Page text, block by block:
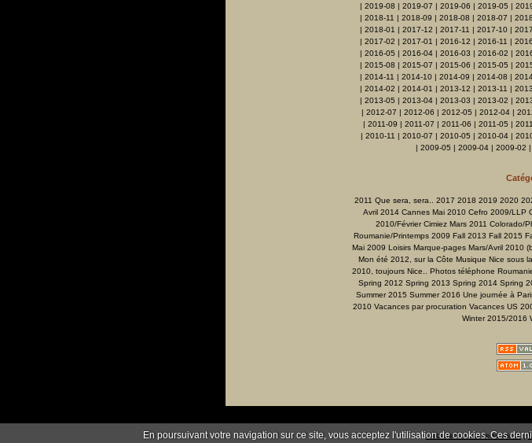
En poursuivant votre navigation sur ce site, vous acceptez l'utilisation de cookies. Ces
| 2019-08 | 2019-07 | 2019-06 | 2019-05 |
| 2018-11 | 2018-09 | 2018-08 | 2018-07 |
| 2018-01 | 2017-12 | 2017-11 | 2017-10 |
| 2017-02 | 2017-01 | 2016-12 | 2016-11 |
| 2016-05 | 2016-04 | 2016-03 | 2016-02 |
| 2015-08 | 2015-07 | 2015-06 | 2015-05 |
| 2014-11 | 2014-10 | 2014-09 | 2014-08 |
| 2014-02 | 2014-01 | 2013-12 | 2013-11 |
| 2013-05 | 2013-04 | 2013-03 | 2013-02 |
| 2012-07 | 2012-06 | 2012-05 | 2012-04|
| 2011-09 | 2011-07 | 2011-06 | 2011-05 |
| 2010-11 | 2010-07 | 2010-05 | 2010-04|
| 2009-05 | 2009-04 | 2009-02 |
2011 Que sera, sera.. 2017 2018 2019 2020
Avril 2014 Cannes Mai 2010 Cefro 2009/LLP
2010/Février Cimiez Mars 2011 Colorado/
Roumanie/Printemps 2009 Fall 2013 Fall 2015
Mai 2009 Loisirs Marque-pages Mars/Avril 2010
Mon été 2012, sur la Côte Musique Nice sous
2010, toujours Nice.. Photos téléphone
Spring 2012 Spring 2013 Spring 2014 Spring
Summer 2015 Summer 2016 Une journée à
2010 Vacances par procuration Vacances US
Winter 2015/2016
Déclarer un contenu illicite|